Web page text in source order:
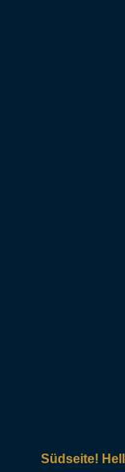
Südseite!